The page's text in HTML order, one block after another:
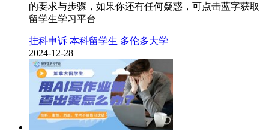
的要求与步骤，如果你还有任何疑惑，可点击蓝字获取
留学生学习平台
挂科申诉 本科留学生 多伦多大学
2024-12-28